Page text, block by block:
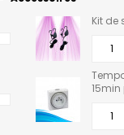
Kit de
15min